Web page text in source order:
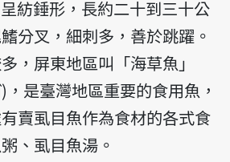
紡錘形，長約二十到三十公
分叉，細刺多，善於跳躍。
，屏東地區叫「海草魚」
是臺灣地區重要的食用魚，
賣虱目魚作為食材的各式食
、虱目魚湯。